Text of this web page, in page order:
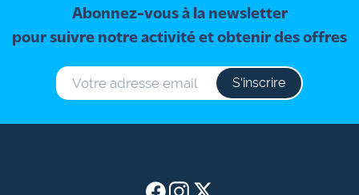
Abonnez-vous à la newsletter
pour suivre notre activité et obtenir des offres
S‘inscrire